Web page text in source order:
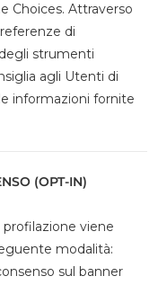
Choices. Attraverso
di
strumenti
agli Utenti di
informazioni fornite
(OPT-IN)
profilazione viene
modalità:
sul banner